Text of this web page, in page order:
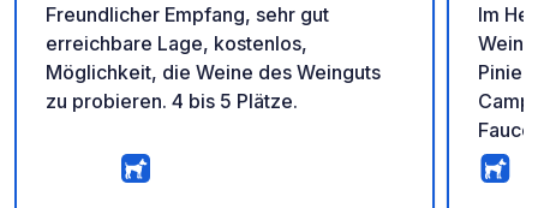
Freundlicher Empfang, sehr gut
erreichbare Lage, kostenlos,
Möglichkeit, die Weine des Weinguts
zu probieren. 4 bis 5 Plätze.
Im